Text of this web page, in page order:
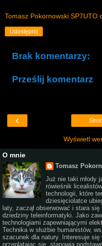
Tomasz Pokornowski SP7UTO
Udostępnij
Brak komentarzy:
Prześlij komentarz
‹
Wyświetl
O mnie
Tomasz
Już nie taki młody
rówieśnik
technologii, które
dziesięciolatce
laty, zaczął obserwować i stara
dziedziny teleinformatyki. Jako
technologiami zapewniającymi
Technika w służbie humanistów,
szacunek dla natury. Interesuje
przeplatając się, stanowią